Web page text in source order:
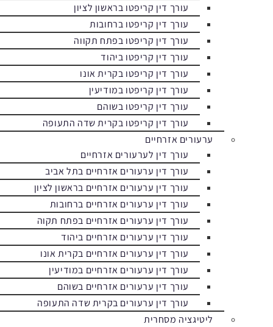
עורך דין קריפטו בראשון לציון
עורך דין קריפטו ברחובות
עורך דין קריפטו בפתח תקווה
עורך דין קריפטו ביהוד
עורך דין קריפטו בקרית אונו
עורך דין קריפטו במודיעין
עורך דין קריפטו בשוהם
עורך דין קריפטו בקרית שדה התעופה
ערעורים אזרחיים
עורך דין לערעורים אזרחיים
עורך דין ערעורים אזרחיים בתל אביב
עורך דין ערעורים אזרחיים בראשון לציון
עורך דין ערעורים אזרחיים ברחובות
עורך דין ערעורים אזרחיים בפתח תקוה
עורך דין ערעורים אזרחיים ביהוד
עורך דין ערעורים אזרחיים בקרית אונו
עורך דין ערעורים אזרחיים במודיעין
עורך דין ערעורים אזרחיים בשוהם
עורך דין ערעורים בקרית שדה התעופה
ליטיגציה מסחרית